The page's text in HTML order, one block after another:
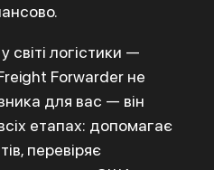
логістики —
Forwarder не
для вас — він
етапах: допомагає
перевіряє